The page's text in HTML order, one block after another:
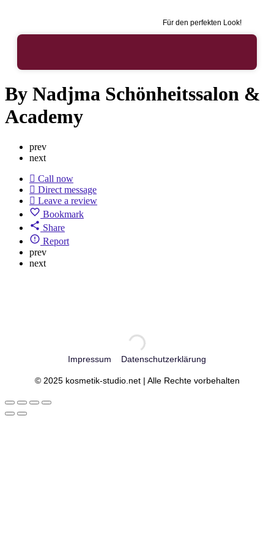
Für den perfekten Look!
By Nadjma Schönheitssalon &
Academy
prev
next
Call now
Direct message
Leave a review
Bookmark
Share
Report
prev
next
Impressum Datenschutzerklärung
© 2025 kosmetik-studio.net | Alle Rechte vorbehalten